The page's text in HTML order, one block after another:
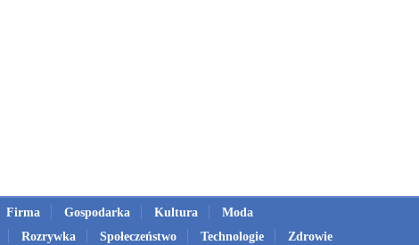
Firma Gospodarka Kultura
Moda
Rozrywka Społeczeństwo Technologie Zdrowie